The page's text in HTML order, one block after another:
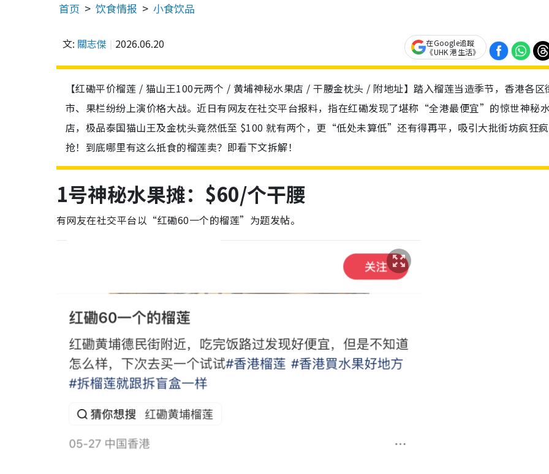
首页 饮食情报 小食饮品
文: 關志傑 2026.06.20
在Google追蹤
《UHK 港生活》
【红磡平价榴莲 / 猫山王100元两个 / 黄埔神秘水果店 / 干腰金枕头 / 附地址】踏入榴莲当造季节，香港各区
市、果栏纷纷上演价格大战。近日有网友在社交平台报料，指在红磡发现了堪称“全港最便宜”的惊世神秘
店，极品泰国猫山王及金枕头竟然低至 $100 就有两个，更“低处未算低”还有得再平，吸引大批街坊疯狂疯
抢！到底哪里有这么抵食的榴莲卖？即看下文拆解！
1号神秘水果摊：$60/个干腰
有网友在社交平台以“红磡60一个的榴莲”为题发帖。